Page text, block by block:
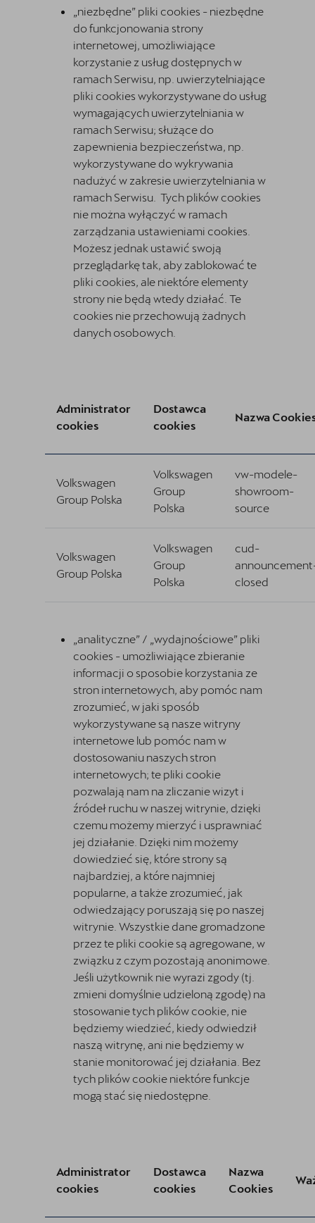
„niezbędne” pliki cookies - niezbędne
do funkcjonowania strony
internetowej, umożliwiające
korzystanie z usług dostępnych w
ramach Serwisu, np. uwierzytelniające
pliki cookies wykorzystywane do usług
wymagających uwierzytelniania w
ramach Serwisu; służące do
zapewnienia bezpieczeństwa, np.
wykorzystywane do wykrywania
nadużyć w zakresie uwierzytelniania w
ramach Serwisu. Tych plików cookies
nie można wyłączyć w ramach
zarządzania ustawieniami cookies.
Możesz jednak ustawić swoją
przeglądarkę tak, aby zablokować te
pliki cookies, ale niektóre elementy
strony nie będą wtedy działać. Te
cookies nie przechowują żadnych
danych osobowych.
Administrator
cookies
Dostawca
cookies
Nazwa
Volkswagen
Group Polska
Volkswagen
Group
Polska
vw-modele-
showroom-
source
Volkswagen
Group Polska
Volkswagen
Group
Polska
cud-
closed
„analityczne” / „wydajnościowe” pliki
cookies - umożliwiające zbieranie
informacji o sposobie korzystania ze
stron internetowych, aby pomóc nam
zrozumieć, w jaki sposób
wykorzystywane są nasze witryny
internetowe lub pomóc nam w
dostosowaniu naszych stron
internetowych; te pliki cookie
pozwalają nam na zliczanie wizyt i
źródeł ruchu w naszej witrynie, dzięki
czemu możemy mierzyć i usprawniać
jej działanie. Dzięki nim możemy
dowiedzieć się, które strony są
najbardziej, a które najmniej
popularne, a także zrozumieć, jak
odwiedzający poruszają się po naszej
witrynie. Wszystkie dane gromadzone
przez te pliki cookie są agregowane, w
związku z czym pozostają anonimowe.
Jeśli użytkownik nie wyrazi zgody (tj.
zmieni domyślnie udzieloną zgodę) na
stosowanie tych plików cookie, nie
będziemy wiedzieć, kiedy odwiedził
naszą witrynę, ani nie będziemy w
stanie monitorować jej działania. Bez
tych plików cookie niektóre funkcje
mogą stać się niedostępne.
Administrator
cookies
Dostawca
cookies
Nazwa
Cookies